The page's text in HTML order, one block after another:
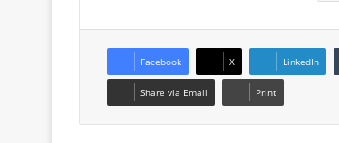
Facebook X LinkedIn
Share via Email Print